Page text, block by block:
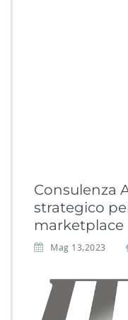
Consulenza
strategico
marketplace
Mag 13,2023